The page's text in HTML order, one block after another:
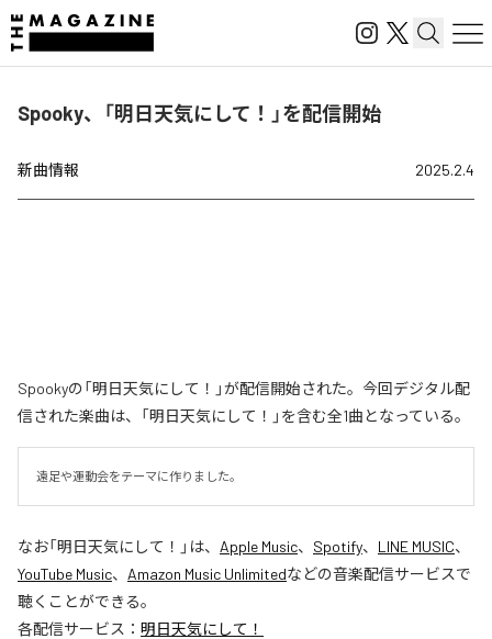
Spooky、「明日天気にして！」を配信開始
新曲情報 2025.2.4
Spookyの「明日天気にして！」が配信開始された。今回デジタル配
信された楽曲は、「明日天気にして！」を含む全1曲となっている。
遠足や運動会をテーマに作りました。
なお「明日天気にして！ 」は、 Apple Music、 Spotify、 LINE MUSIC、
YouTube Music、 Amazon Music Unlimitedなどの音楽配信サービスで
聴くことができる。
各配信サービス： 明日天気にして！